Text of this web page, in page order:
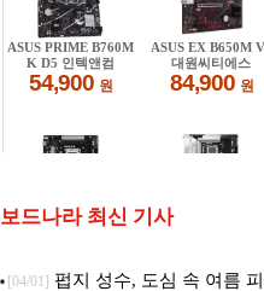
보드나라 최신 기사
[04/01] 펍지 성수, 도심 속 여름